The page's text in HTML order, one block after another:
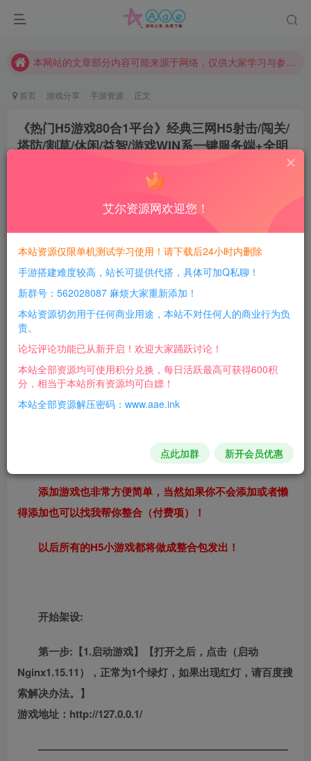
现在赞助会员享受专属折扣，详情点击此条公告。
本网站的文章部分内容可能来源于网络，仅供大家学习与参考，如有侵权，请联系站长QQ466107887进行删除处理。
首页 游戏分享 手游资源 正文
《热门H5游戏80合1平台》经典三网H5射击/闯关/
塔防/割草/休闲/益智/游戏WIN系一键服务端+全明
每日活跃最高可获得600积分！所有资源可以使用
积分免费兑换！
游戏介绍：
注册后 用户可选择游戏进度保存在云端还是本地！！
此版本可以解决本地缓存被清除后游戏进度消失问题，
注册后 用户可选择游戏进度保存在云端还是本地！！
注册后 用户可选择游戏进度保存在云端还是本地！！
添加游戏也非常方便简单，当然如果你不会添加或者懒
得添加也可以找我帮你整合（付费项）！
以后所有的H5小游戏都将做成整合包发出！
开始架设:
第一步:【1.启动游戏】【打开之后，点击（启动
Nginx1.15.11），正常为1个绿灯，如果出现红灯，请百度搜
索解决办法。】
游戏地址：http://127.0.0.1/
————————————————————————
艾尔资源网欢迎您！
本站资源仅限单机测试学习使用！请下载后24小时内删除
手游搭建难度较高，站长可提供代搭，具体可加Q私聊！
新群号：562028087 麻烦大家重新添加！
本站资源切勿用于任何商业用途，本站不对任何人的商业行为负
责。
论坛评论功能已从新开启！欢迎大家踊跃讨论！
本站全部资源均可使用积分兑换，每日活跃最高可获得600积
分，相当于本站所有资源均可白嫖！
本站全部资源解压密码：www.aae.ink
点此加群 新开会员优惠